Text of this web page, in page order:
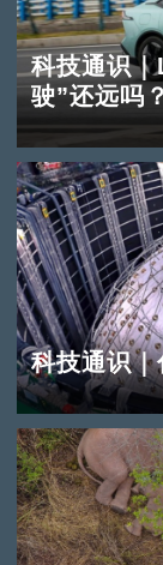
科技通识
驶”还远吗？
科技通识